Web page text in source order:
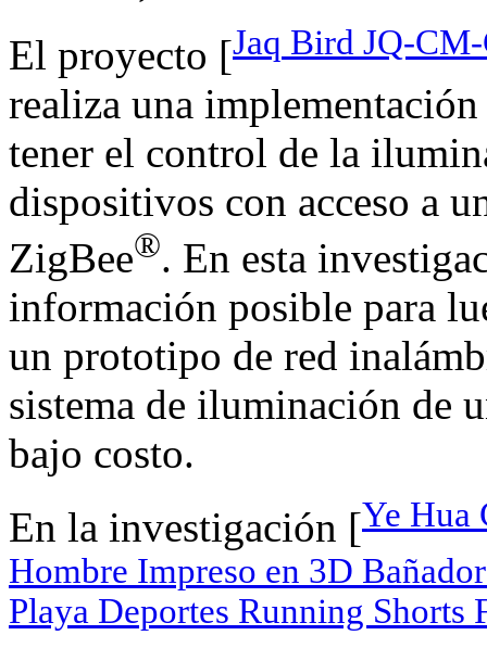
El proyecto [Jaq Bird JQ-
realiza una
tener el control de la
dispositivos con acceso a
ZigBee®. En esta
información posible para
un prototipo de red
sistema de iluminación de
bajo costo.
En la investigación [Ye Hua
Hombre Impreso en 3D
Playa Deportes Running Shorts